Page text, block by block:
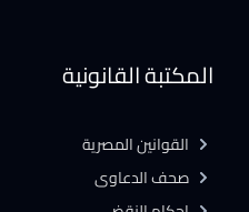
المكتبة القانونية
القوانين المصرية
صحف الدعاوى